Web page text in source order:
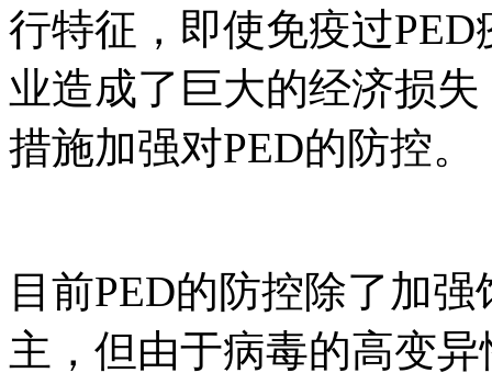
行特征，即使免疫过
业造成了巨大的经济损
措施加强对PED的防控。
目前PED的防控除了加
主，但由于病毒的高变